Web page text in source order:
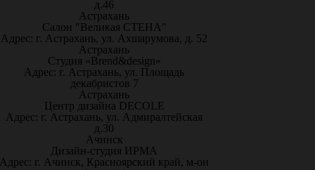
д.46
Астрахань
Салон "Великая СТЕНА"
Адрес: г. Астрахань, ул. Ахшарумова, д. 52
Астрахань
Студия «Brend&design»
Адрес: г. Астрахань, ул. Площадь
декабристов 7
Астрахань
Центр дизайна DECOLE
Адрес: г. Астрахань, ул. Адмиралтейская
д.30
Ачинск
Дизайн-студия ИРМА
Адрес: г. Ачинск, Красноярский край, м-он